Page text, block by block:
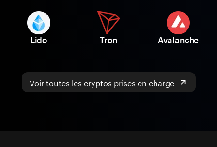
Lido Tron Avalanche
Voir toutes les cryptos prises en charge